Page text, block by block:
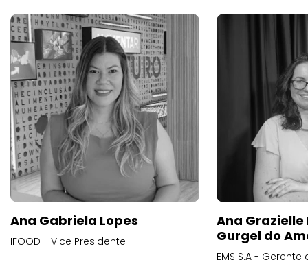
Ana Gabriela Lopes
IFOOD - Vice Presidente
Ana
Gurgel do
EMS S.A -